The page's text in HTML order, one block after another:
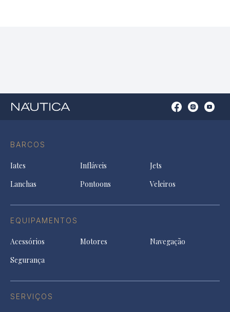
BARCOS
Iates Infláveis
Jets
Lanchas
Pontoons Veleiros
EQUIPAMENTOS
Acessórios Motores
Navegação
Segurança
SERVIÇOS
OpenOpenOpen